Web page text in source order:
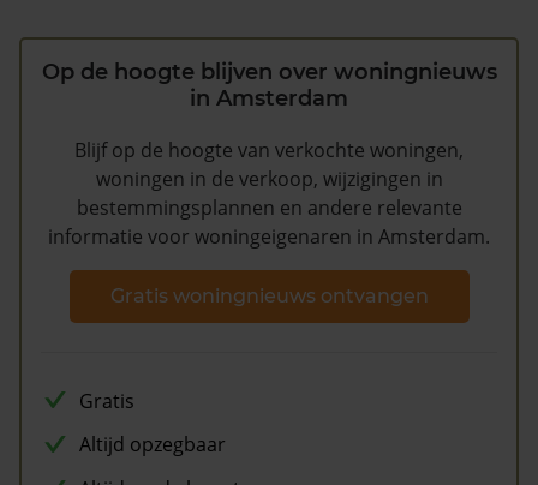
Op de hoogte blijven over woningnieuws
in Amsterdam
Blijf op de hoogte van verkochte woningen,
woningen in de verkoop, wijzigingen in
bestemmingsplannen en andere relevante
informatie voor woningeigenaren in Amsterdam.
Gratis woningnieuws ontvangen
Gratis
Altijd opzegbaar